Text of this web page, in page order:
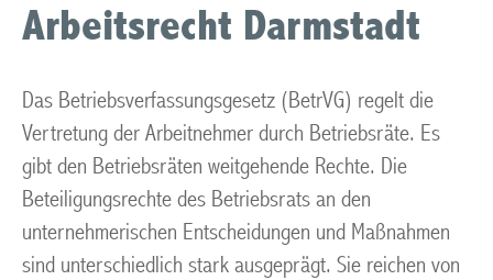
Arbeitsrecht Darmstadt
Das Betriebsverfassungsgesetz (BetrVG) regelt die
Vertretung der Arbeitnehmer durch Betriebsräte. Es
gibt den Betriebsräten weitgehende Rechte. Die
Beteiligungsrechte des Betriebsrats an den
unternehmerischen Entscheidungen und Maßnahmen
sind unterschiedlich stark ausgeprägt. Sie reichen von